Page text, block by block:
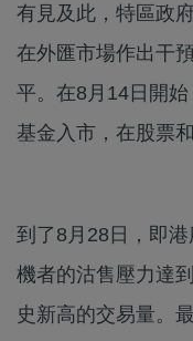
有見及此，特區政
在外匯市場作出干
平。在8月14日開
基金入市，在股票
到了8月28日，即
機者的沽售壓力達
史新高的交易量。